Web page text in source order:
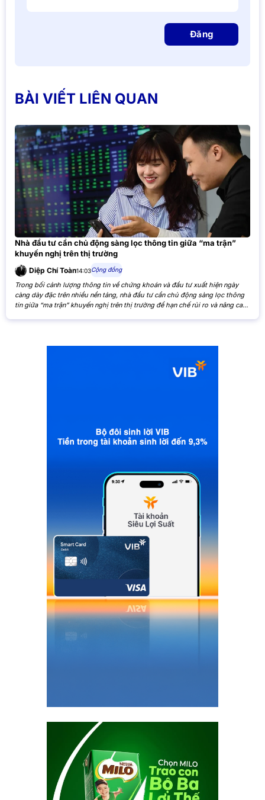
Đăng
BÀI VIẾT LIÊN QUAN
Nhà đầu tư cần chủ động sàng lọc thông tin giữa “ma trận”
khuyến nghị trên thị trường
Diệp Chí Toàn14:03Cộng đồng
Trong bối cảnh lượng thông tin về chứng khoán và đầu tư xuất hiện ngày
càng dày đặc trên nhiều nền tảng, nhà đầu tư cần chủ động sàng lọc thông
tin giữa “ma trận” khuyến nghị trên thị trường để hạn chế rủi ro và nâng cao